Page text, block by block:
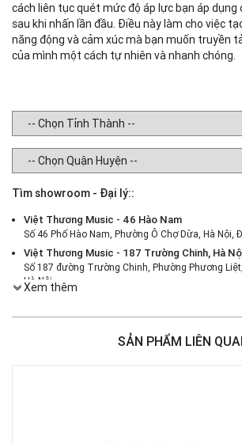
cách liên tục quét mức độ áp lực bạn áp dụng
sau khi nhấn lần đầu. Điều này làm cho việc
năng động và cảm xúc mà bạn muốn truyền
của mình một cách tự nhiên và nhanh chóng.
Tìm showroom - Đại lý::
Việt Thương Music - 46 Hào Nam
Số 46 Phố Hào Nam, Phường Ô Chợ Dừa, Hà Nội,
Việt Thương Music - 187 Trường Chinh, Hà
Số 187 đường Trường Chinh, Phường Phương
Hà Nội
386 Cách Mạng Tháng Tám, Phường Nhiêu Lộc,
Việt Thương Music - 180 Võ Thị Sáu
Xem thêm
SẢN PHẨM LIÊN